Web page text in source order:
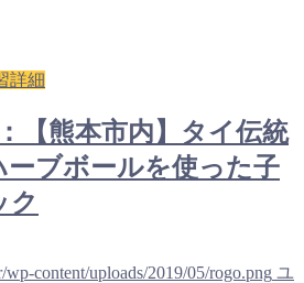
詳細
【熊本市内】タイ伝統
ーブボールを使った子
ク
content/uploads/2019/05/rogo.png ユ